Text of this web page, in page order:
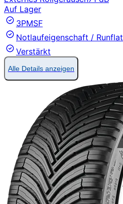
Auf Lager
3PMSF
Notlaufeigenschaft / Runflat
Verstärkt
Alle Details anzeigen